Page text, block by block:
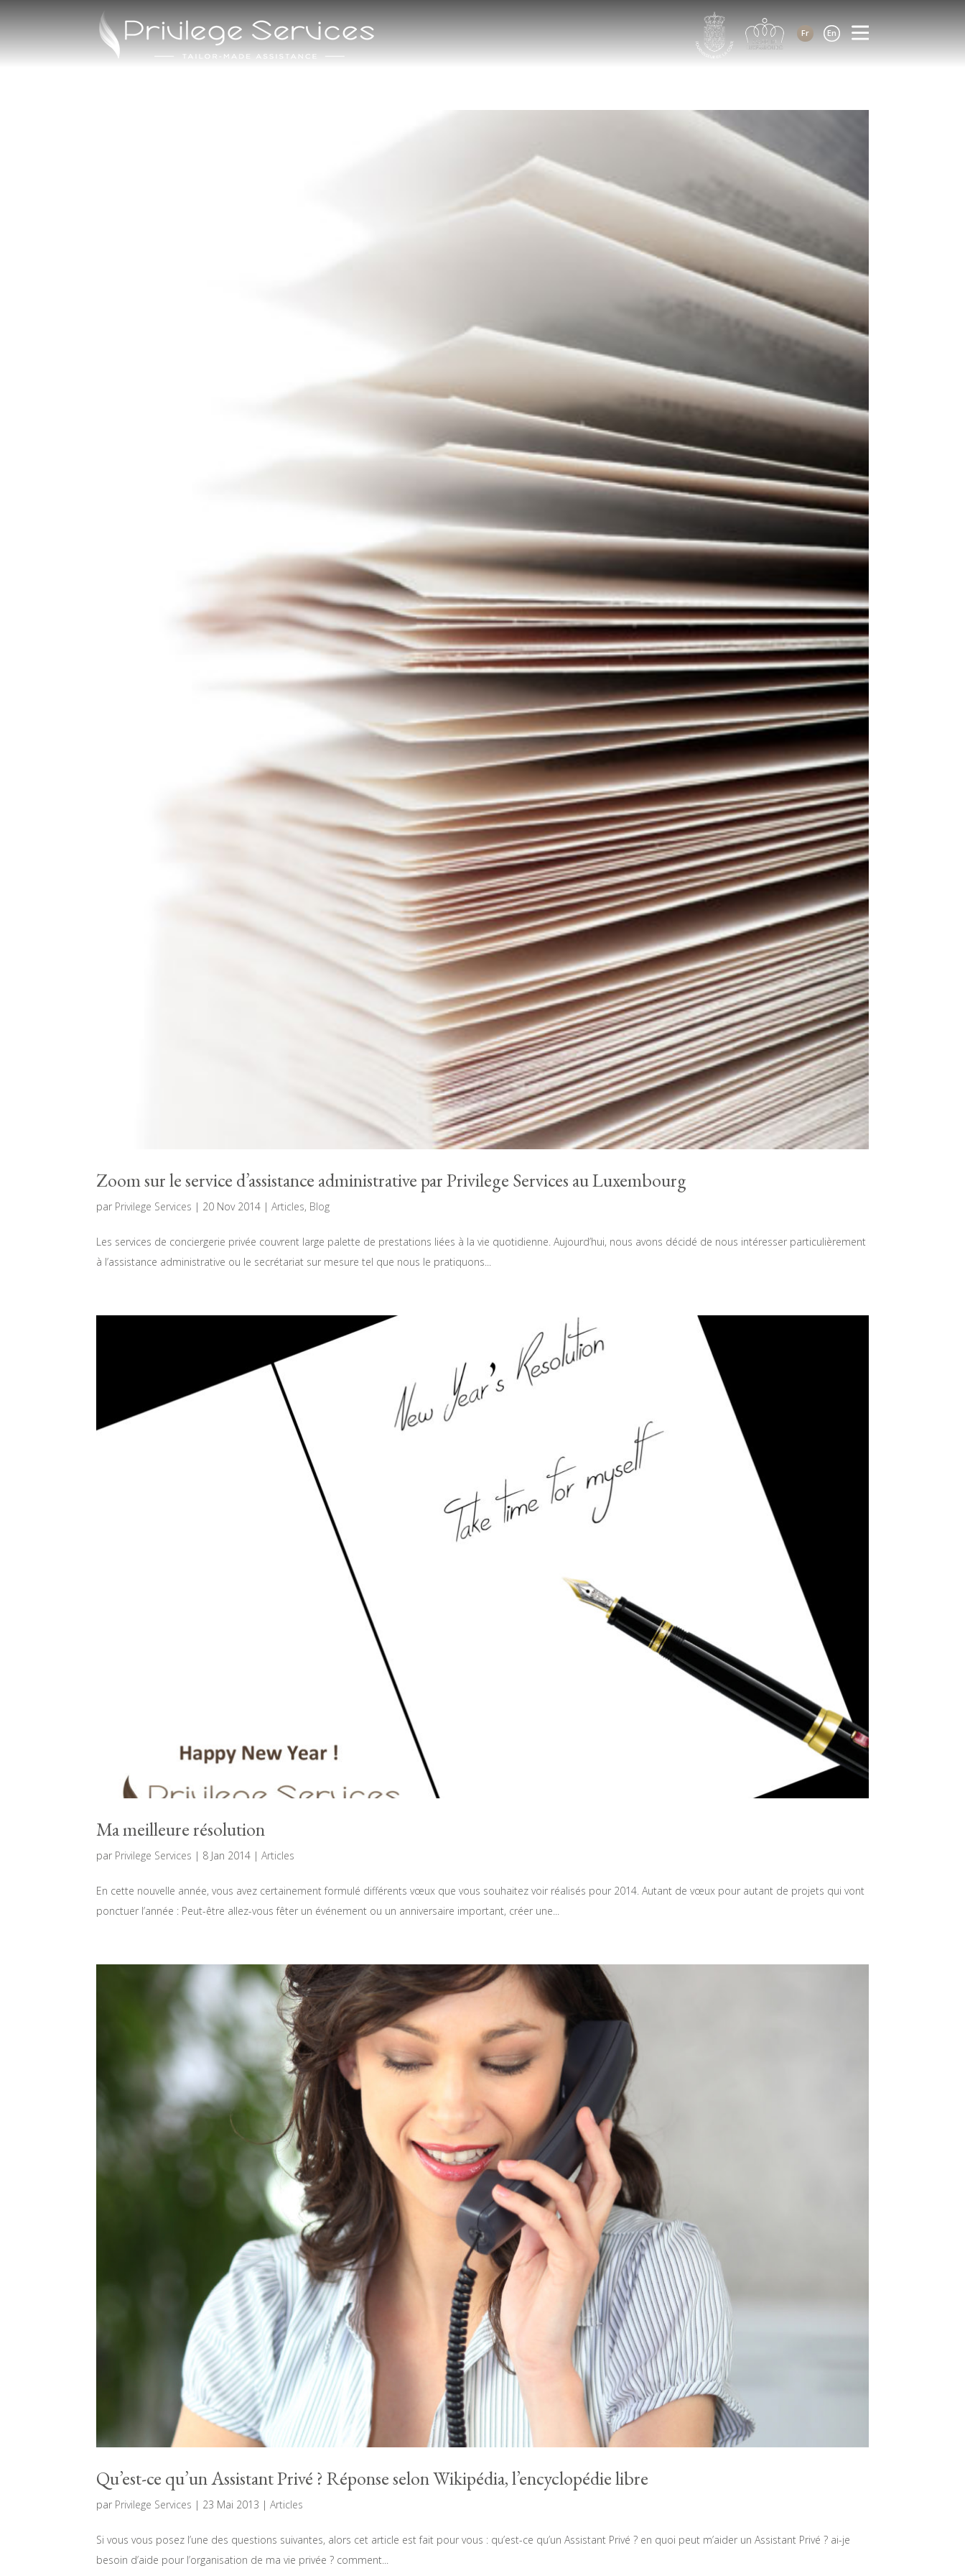
Fr En
Zoom sur le service d’assistance administrative par Privilege Services au Luxembourg
par Privilege Services | 20 Nov 2014 |Articles, Blog
Les services de conciergerie privée couvrent large palette de prestations liées à la vie quotidienne. Aujourd’hui, nous avons décidé de nous intéresser particulièrement
à l’assistance administrative ou le secrétariat sur mesure tel que nous le pratiquons...
Ma meilleure résolution
par Privilege Services | 8 Jan 2014 |Articles
En cette nouvelle année, vous avez certainement formulé différents vœux que vous souhaitez voir réalisés pour 2014. Autant de vœux pour autant de projets qui vont
ponctuer l’année : Peut-être allez-vous fêter un événement ou un anniversaire important, créer une...
Qu’est-ce qu’un Assistant Privé ? Réponse selon Wikipédia, l’encyclopédie libre
par Privilege Services | 23 Mai 2013 |Articles
Si vous vous posez l’une des questions suivantes, alors cet article est fait pour vous : qu’est-ce qu’un Assistant Privé ? en quoi peut m’aider un Assistant Privé ? ai-je
besoin d’aide pour l’organisation de ma vie privée ? comment...